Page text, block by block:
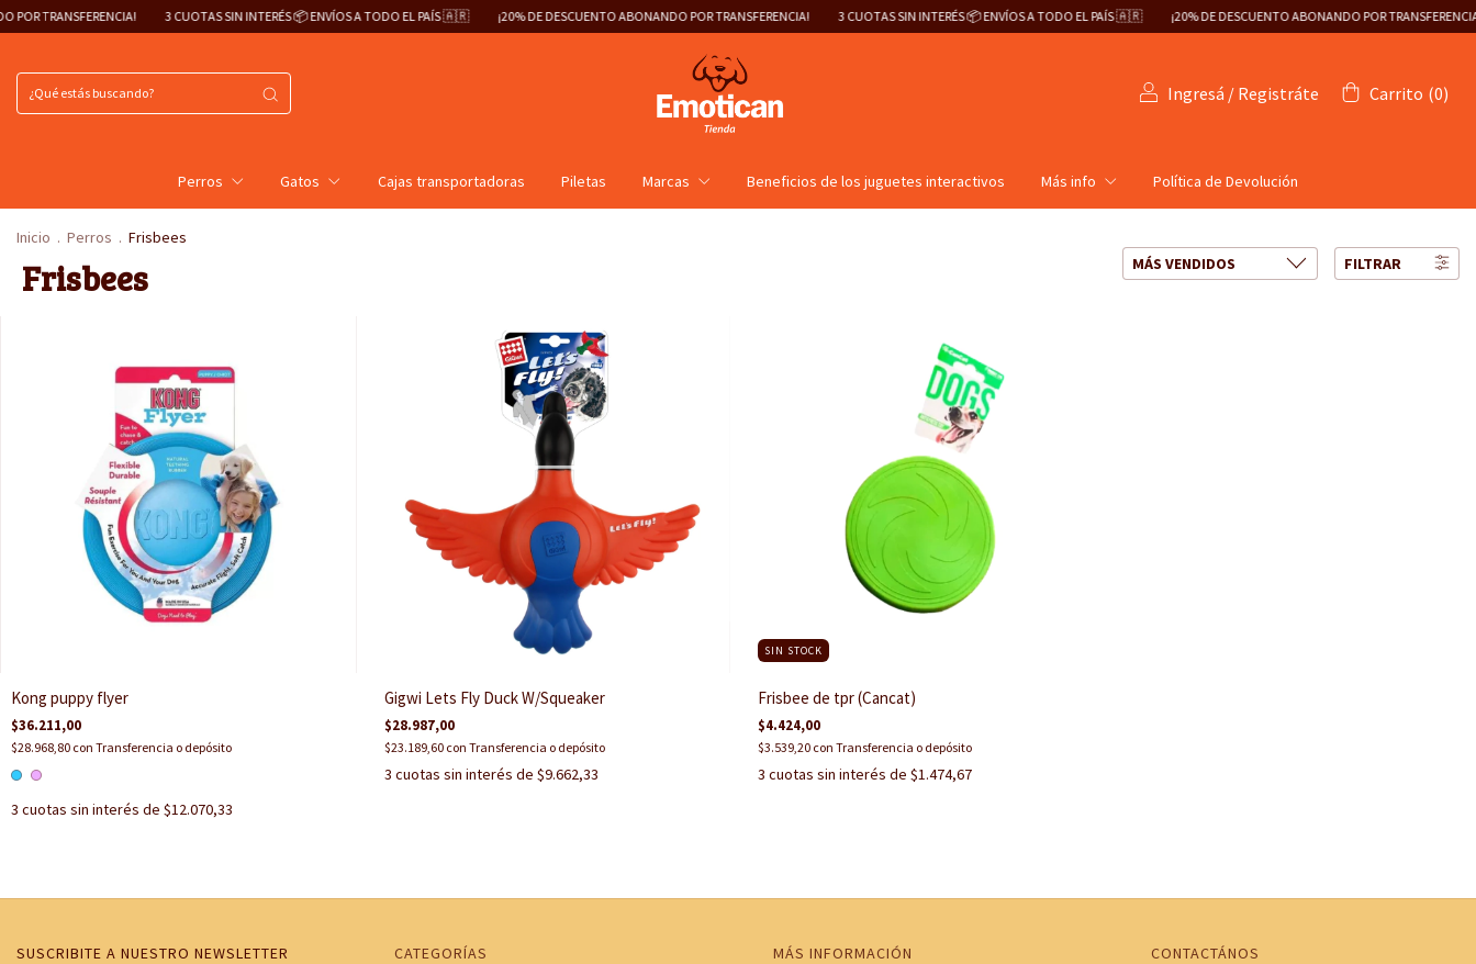
TRANSFERENCIA! 3 CUOTAS SIN INTERÉS 📦 ENVÍOS A TODO EL PAÍS 🇦🇷 ¡20% DE DESCUENTO ABONANDO POR TRANSFERENCIA! 3 CUOTAS SIN INTERÉS 📦 ENVÍOS A TODO EL PAÍS 🇦🇷 ¡20% DE DESCUENTO ABONANDO POR TRANSFERENCIA!
Ingresá / Registráte Carrito (0)
Perros Gatos Cajas transportadoras Piletas Marcas Beneficios de los juguetes interactivos Más info Política de Devolución
Inicio . Perros . Frisbees
Frisbees FILTRAR
Kong puppy flyer
$36.211,00
$28.968,80 con Transferencia o depósito
3 cuotas sin interés de $12.070,33
Gigwi Lets Fly Duck W/Squeaker
$28.987,00
$23.189,60 con Transferencia o depósito
3 cuotas sin interés de $9.662,33
SIN STOCK
Frisbee de tpr (Cancat)
$4.424,00
$3.539,20 con Transferencia o depósito
3 cuotas sin interés de $1.474,67
SUSCRIBITE A NUESTRO NEWSLETTER CATEGORÍAS MÁS INFORMACIÓN CONTACTÁNOS